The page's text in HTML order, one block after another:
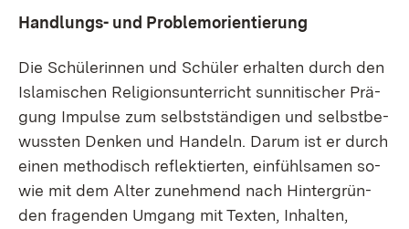
Hand­lungs- und Pro­blem­ori­en­tie­rung
Die Schü­le­rin­nen und Schü­ler er­hal­ten durch den
Is­la­mi­schen Re­li­gi­ons­un­ter­richt sun­ni­ti­scher Prä­
gung Im­pul­se zum selbst­stän­di­gen und selbst­be­
wuss­ten Den­ken und Han­deln. Dar­um ist er durch
ei­nen me­tho­disch re­flek­tier­ten, ein­fühl­sa­men so­
wie mit dem Al­ter zu­neh­mend nach Hin­ter­grün­
den fra­gen­den Um­gang mit Tex­ten, In­hal­ten,